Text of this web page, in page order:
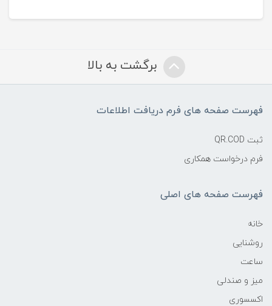
برگشت به بالا
فهرست صفحه های فرم دریافت اطلاعات
ثبت QR.COD
فرم درخواست همکاری
فهرست صفحه های اصلی
خانه
روشنایی
ساعت
میز و صندلی
اکسسوری